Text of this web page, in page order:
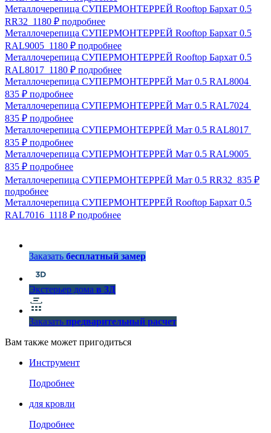
Металлочерепица СУПЕРМОНТЕРРЕЙ Rooftop Бархат 0.5
RR32 1180 ₽ подробнее
Металлочерепица СУПЕРМОНТЕРРЕЙ Rooftop Бархат 0.5
RAL9005 1180 ₽ подробнее
Металлочерепица СУПЕРМОНТЕРРЕЙ Rooftop Бархат 0.5
RAL8017 1180 ₽ подробнее
Металлочерепица СУПЕРМОНТЕРРЕЙ Мат 0.5 RAL8004
835 ₽ подробнее
Металлочерепица СУПЕРМОНТЕРРЕЙ Мат 0.5 RAL7024
835 ₽ подробнее
Металлочерепица СУПЕРМОНТЕРРЕЙ Мат 0.5 RAL8017
835 ₽ подробнее
Металлочерепица СУПЕРМОНТЕРРЕЙ Мат 0.5 RAL9005
835 ₽ подробнее
Металлочерепица СУПЕРМОНТЕРРЕЙ Мат 0.5 RR32 835 ₽
подробнее
Металлочерепица СУПЕРМОНТЕРРЕЙ Rooftop Бархат 0.5
RAL7016 1118 ₽ подробнее
Заказать бесплатный замер
Экстерьер дома в 3Д
Заказать предварительный расчет
Вам также может пригодиться
Инструмент
Подробнее
для кровли
Подробнее